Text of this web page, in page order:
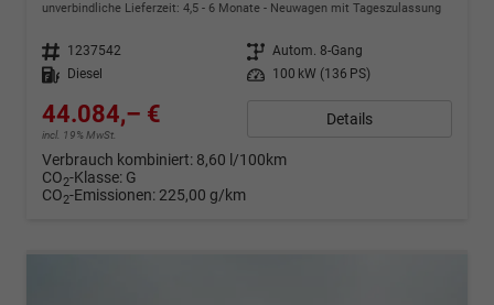
unverbindliche Lieferzeit: 4,5 - 6 Monate Neuwagen mit Tageszulassung
Fahrzeugnr. 1237542 Getriebe Autom. 8-Gang
Kraftstoff
Diesel Leistung 100 kW (136 PS)
44.084,– €
incl. 19% MwSt.
Details
Verbrauch kombiniert: 8,60 l/100km
CO2-Klasse: G
CO2-Emissionen: 225,00 g/km